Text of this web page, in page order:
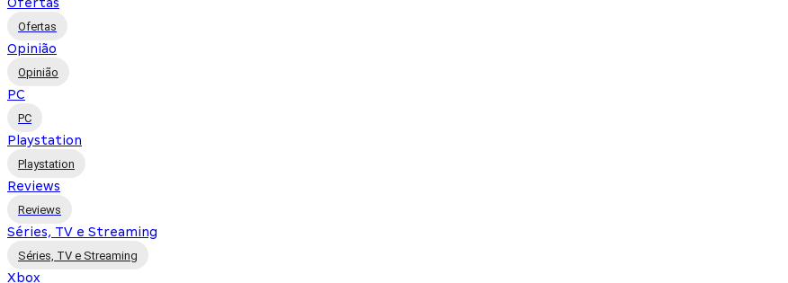
Ofertas
Opinião
Opinião
PC
PC
Playstation
Playstation
Reviews
Reviews
Séries, TV e Streaming
Séries, TV e Streaming
Xbox